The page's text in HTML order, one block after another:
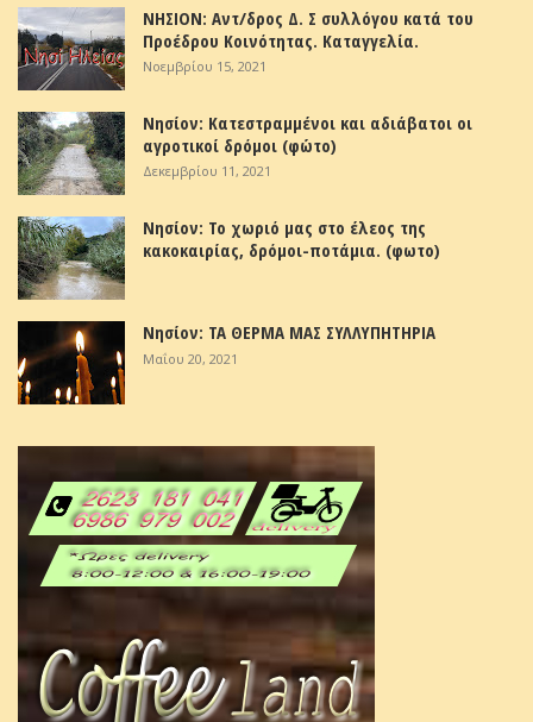
ΝΗΣΙΟΝ: Αντ/δρος Δ. Σ συλλόγου κατά του
Προέδρου Κοινότητας. Καταγγελία.
Νοεμβρίου 15, 2021
Νησίον: Κατεστραμμένοι και αδιάβατοι οι
αγροτικοί δρόμοι (φώτο)
Δεκεμβρίου 11, 2021
Νησίον: Το χωριό μας στο έλεος της
κακοκαιρίας, δρόμοι-ποτάμια. (φωτο)
Νησίον: ΤΑ ΘΕΡΜΑ ΜΑΣ ΣΥΛΛΥΠΗΤΗΡΙΑ
Μαΐου 20, 2021